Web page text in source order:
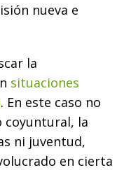
nueva e
la
situaciones
. En este caso no
coyuntural, la
ni juventud,
en cierta